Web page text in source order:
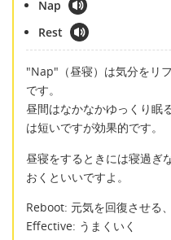
Nap
Rest
"Nap"（昼寝）は気分をリ
です。
昼間はなかなかゆっくり眠
は短いですが効果的です。
昼寝をするときには寝過ぎ
おくといいですよ。
Reboot: 元気を回復させる
Effective: うまくいく